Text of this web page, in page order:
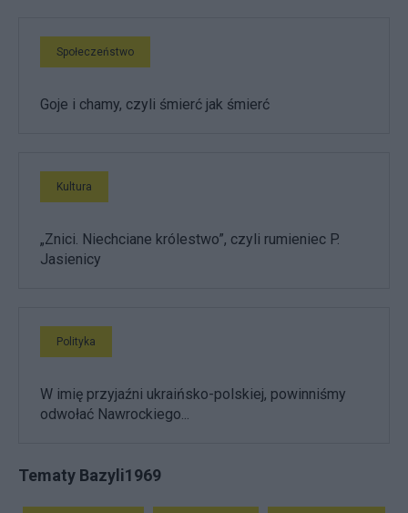
Społeczeństwo
Goje i chamy, czyli śmierć jak śmierć
Kultura
„Znici. Niechciane królestwo”, czyli rumieniec P.
Jasienicy
Polityka
W imię przyjaźni ukraińsko-polskiej, powinniśmy
odwołać Nawrockiego...
Tematy Bazyli1969